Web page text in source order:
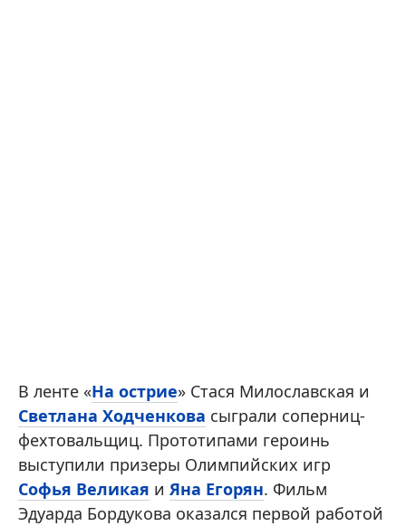
В ленте «На острие» Стася Милославская и
Светлана Ходченкова сыграли соперниц-
фехтовальщиц. Прототипами героинь
выступили призеры Олимпийских игр
Софья Великая и Яна Егорян. Фильм
Эдуарда Бордукова оказался первой работой